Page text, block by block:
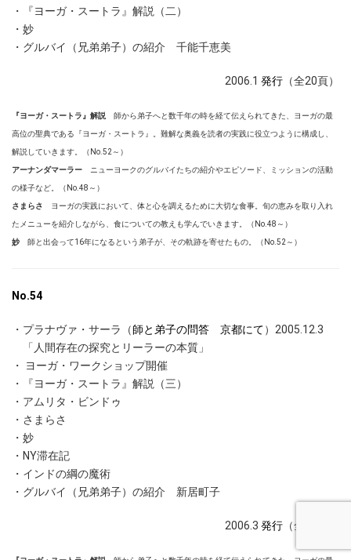
・『ヨーガ・スートラ』解説（二）
・妙
・グルバイ（兄弟弟子）の紹介 千能千恵美
2006.1 発行 （全20頁）
『ヨーガ・スートラ』解説 師から弟子へと数千年の時を経て伝えられてきた、ヨーガの最
高位の聖典である『ヨーガ・スートラ』。難解な奥義を読者の実践に役立つように構成し、
解説していきます。（No.52～）
アーナンダマーラー ニューヨークのグルバイたちの紹介やエピソード、ミッションの活動
の様子など。（No.48～）
さまらさ ヨーガの実践において、体と心を調えるために大切な食事。旬の恵みを取り入れ
たメニューを紹介しながら、食についての教えも学んでいきます。（No.48～）
妙 師と出会って16年になるという弟子が、その軌跡を寄せたもの。（No.52～）
No.54
・ プラナヴァ・サーラ（師と弟子の問答 京都にて）2005.12.3
「人間存在の探究とリーラーの本質」
・ ヨーガ・ワークショップ開催
・『ヨーガ・スートラ』解説（三）
・アムリタ・ビンドゥ
・さまらさ
・妙
・NY滞在記
・インドの綱の魔術
・グルバイ（兄弟弟子）の紹介 新居町子
2006.3 発行 （全20頁）